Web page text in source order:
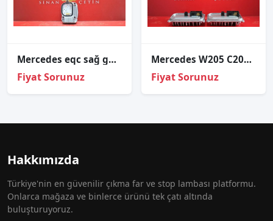
Mercedes eqc sağ gündüz led beyni̇ a2939063500
Fiyat Sorunuz
Mercedes W205 C200 çi̇ft Mercek Led Beyni̇ Orj Sökme
Fiyat Sorunuz
Hakkımızda
Türkiye'nin en güvenilir çıkma far ve stop lambası platformu.
Onlarca mağaza ve binlerce ürünü tek çatı altında
buluşturuyoruz.